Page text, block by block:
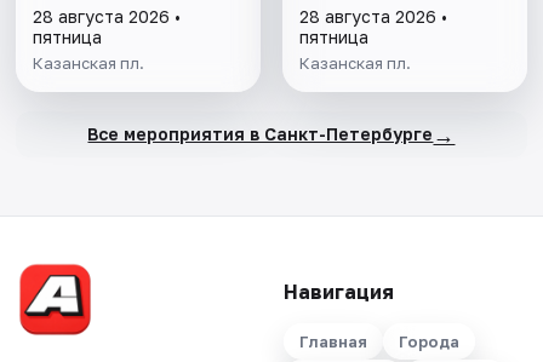
28 августа 2026 •
пятница
Казанская пл.
28 августа 2026 •
пятница
Казанская пл.
Все мероприятия в Санкт-Петербурге →
Навигация
Главная
Города